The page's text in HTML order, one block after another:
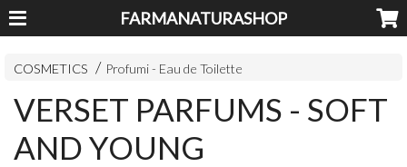
FARMANATURASHOP
COSMETICS Profumi - Eau de Toilette
VERSET PARFUMS - SOFT
AND YOUNG